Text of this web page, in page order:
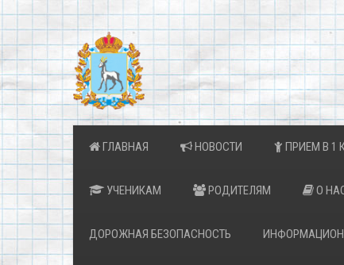
ГЛАВНАЯ НОВОСТИ ПРИЕМ В 1
УЧЕНИКАМ РОДИТЕЛЯМ О
ДОРОЖНАЯ БЕЗОПАСНОСТЬ